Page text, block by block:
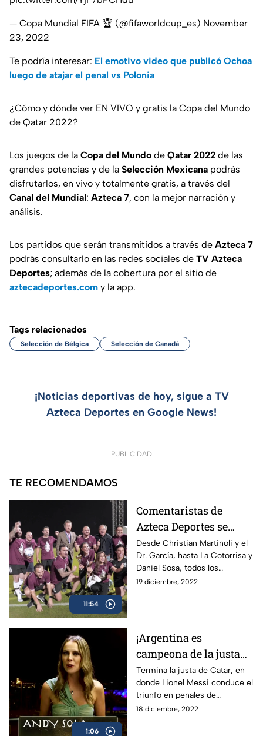
— Copa Mundial FIFA 🏆 (@fifaworldcup_es) November
23, 2022
Te podría interesar: El emotivo video que publicó Ochoa
luego de atajar el penal vs Polonia
¿Cómo y dónde ver EN VIVO y gratis la Copa del Mundo
de Qatar 2022?
Los juegos de la Copa del Mundo de Qatar 2022 de las
grandes potencias y de la Selección Mexicana podrás
disfrutarlos, en vivo y totalmente gratis, a través del
Canal del Mundial: Azteca 7, con la mejor narración y
análisis.
Los partidos que serán transmitidos a través de Azteca 7
podrás consultarlo en las redes sociales de TV Azteca
Deportes; además de la cobertura por el sitio de
aztecadeportes.com y la app.
Tags relacionados
Selección de Bélgica Selección de Canadá
¡Noticias deportivas de hoy, sigue a TV
Azteca Deportes en Google News!
PUBLICIDAD
TE RECOMENDAMOS
11:54
Comentaristas de
Azteca Deportes se
enfrentan en Qatar |
Cascarita Azteca
Desde Christian Martinoli y el
Dr. García, hasta La Cotorrisa y
Daniel Sosa, todos los
comentaristas de Azteca
19 diciembre, 2022
1:06
¡Argentina es
campeona de la justa
de Catar! | El Var Doha
Termina la justa de Catar, en
donde Lionel Messi conduce el
triunfo en penales de
Argentina sobre Francia, en
18 diciembre, 2022